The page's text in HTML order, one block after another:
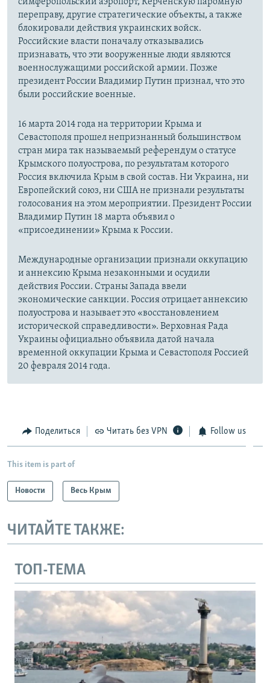
переправу, другие стратегические объекты, а также
блокировали действия украинских войск.
Российские власти поначалу отказывались
признавать, что эти вооруженные люди являются
военнослужащими российской армии. Позже
президент России Владимир Путин признал, что это
были российские военные.
16 марта 2014 года на территории Крыма и
Севастополя прошел непризнанный большинством
стран мира так называемый референдум о статусе
Крымского полуострова, по результатам которого
Россия включила Крым в свой состав. Ни Украина, ни
Европейский союз, ни США не признали результаты
голосования на этом мероприятии. Президент России
Владимир Путин 18 марта объявил о
«присоединении» Крыма к России.
Международные организации признали оккупацию
и аннексию Крыма незаконными и осудили
действия России. Страны Запада ввели
экономические санкции. Россия отрицает аннексию
полуострова и называет это «восстановлением
исторической справедливости». Верховная Рада
Украины официально объявила датой начала
временной оккупации Крыма и Севастополя Россией
20 февраля 2014 года.
Поделиться Читать без VPN Follow us
This item is part of
Новости Весь Крым
ЧИТАЙТЕ ТАКЖЕ:
ТОП-ТЕМА